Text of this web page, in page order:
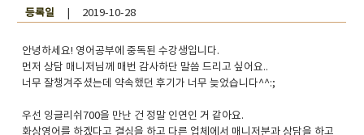
등록일| 2019-10-28
안녕하세요! 영어공부에 중독된 수강생입니다.
먼저 상담 매니저님께 매번 감사하단 말씀 드리고 싶어요..
너무 잘챙겨주셨는데 약속했던 후기가 너무 늦었습니다^^:;
우선 잉글리쉬700을 만난 건 정말 인연인 거 같아요.
화상영어를 하겠다고 결심을 하고 다른 업체에서 매니저분과 상담을 하고